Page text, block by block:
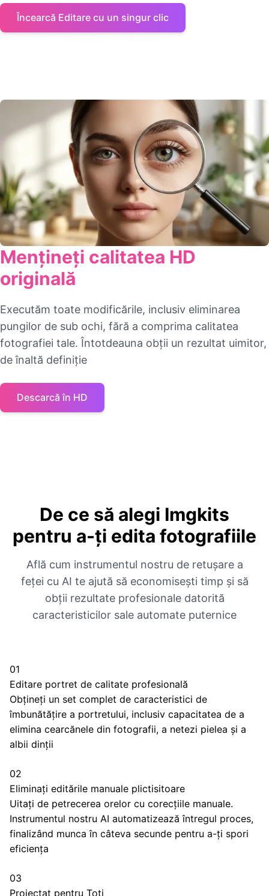
Încearcă Editare cu un singur clic
Mențineți calitatea HD
originală
Executăm toate modificările, inclusiv eliminarea
pungilor de sub ochi, fără a comprima calitatea
fotografiei tale. Întotdeauna obții un rezultat uimitor,
de înaltă definiție
Descarcă în HD
De ce să alegi Imgkits
pentru a-ți edita fotografiile
Află cum instrumentul nostru de retușare a
feței cu AI te ajută să economisești timp și să
obții rezultate profesionale datorită
caracteristicilor sale automate puternice
01
Editare portret de calitate profesională
Obțineți un set complet de caracteristici de
îmbunătățire a portretului, inclusiv capacitatea de a
elimina cearcănele din fotografii, a netezi pielea și a
albii dinții
02
Eliminați editările manuale plictisitoare
Uitați de petrecerea orelor cu corecțiile manuale.
Instrumentul nostru AI automatizează întregul proces,
finalizând munca în câteva secunde pentru a-ți spori
eficiența
03
Proiectat pentru Toți